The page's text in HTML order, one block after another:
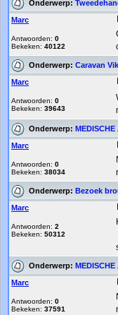
Onderwerp:
Marc
Antwoorden: 0
Bekeken: 40122
Onderwerp: Caravan
Marc
Antwoorden: 0
Bekeken: 39643
Onderwerp: MEDISCHE
Marc
Antwoorden: 0
Bekeken: 38034
Onderwerp: Bezoek
Marc
Antwoorden: 2
Bekeken: 50312
Onderwerp: MEDISCHE
Marc
Antwoorden: 0
Bekeken: 37591